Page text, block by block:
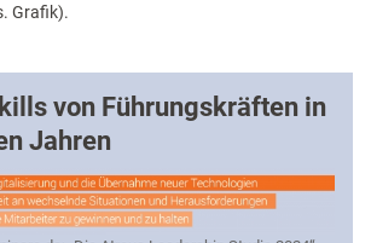
Grafik).
von Führungskräften in
Jahren